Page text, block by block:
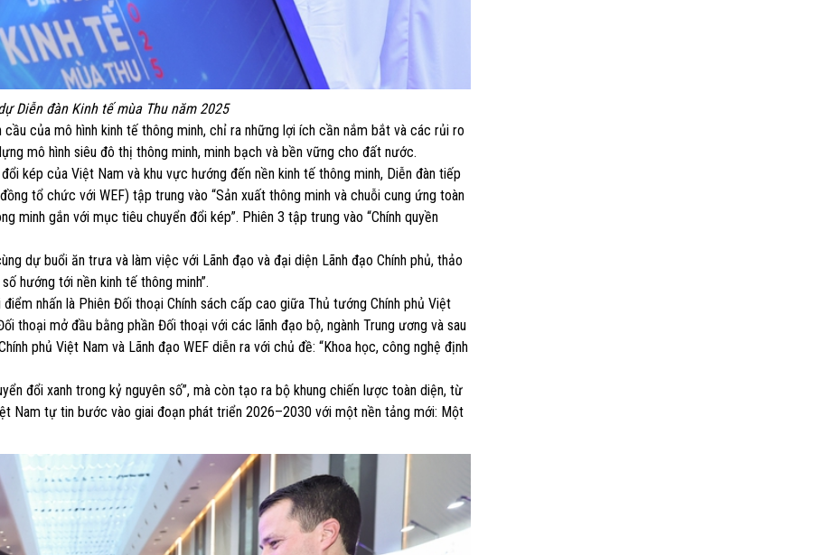
Diễn đàn Kinh tế mùa Thu năm 2025
của mô hình kinh tế thông minh, chỉ ra những lợi ích cần nắm bắt và các rủi ro
mô hình siêu đô thị thông minh, minh bạch và bền vững cho đất nước.
kép của Việt Nam và khu vực hướng đến nền kinh tế thông minh, Diễn đàn tiếp
tổ chức với WEF) tập trung vào “Sản xuất thông minh và chuỗi cung ứng toàn
minh gắn với mục tiêu chuyển đổi kép”. Phiên 3 tập trung vào “Chính quyền
dự buổi ăn trưa và làm việc với Lãnh đạo và đại diện Lãnh đạo Chính phủ, thảo
hướng tới nền kinh tế thông minh”.
nhấn là Phiên Đối thoại Chính sách cấp cao giữa Thủ tướng Chính phủ Việt
thoại mở đầu bằng phần Đối thoại với các lãnh đạo bộ, ngành Trung ương và sau
phủ Việt Nam và Lãnh đạo WEF diễn ra với chủ đề: “Khoa học, công nghệ định
đổi xanh trong kỷ nguyên số”, mà còn tạo ra bộ khung chiến lược toàn diện, từ
Nam tự tin bước vào giai đoạn phát triển 2026–2030 với một nền tảng mới: Một